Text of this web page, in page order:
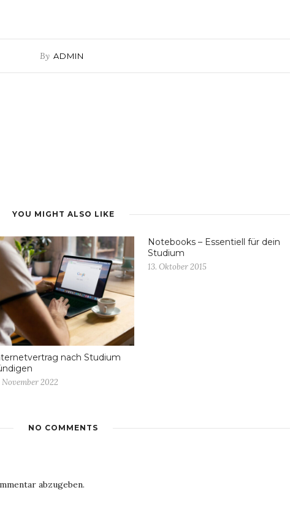
By ADMIN
YOU MIGHT ALSO LIKE
nach Studium
November 2022
Notebooks – Essentiell für dein
Studium
13. Oktober 2015
NO COMMENTS
abzugeben.